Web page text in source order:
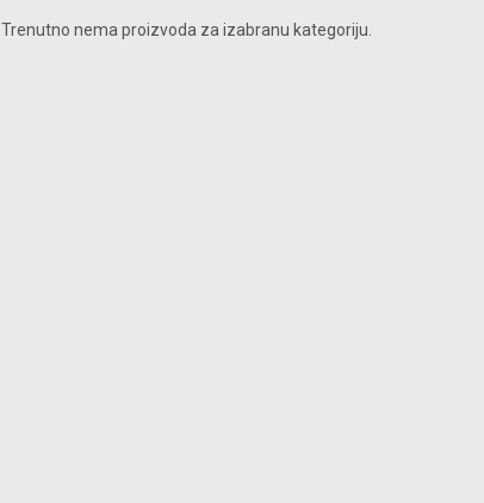
Trenutno nema proizvoda za izabranu kategoriju.